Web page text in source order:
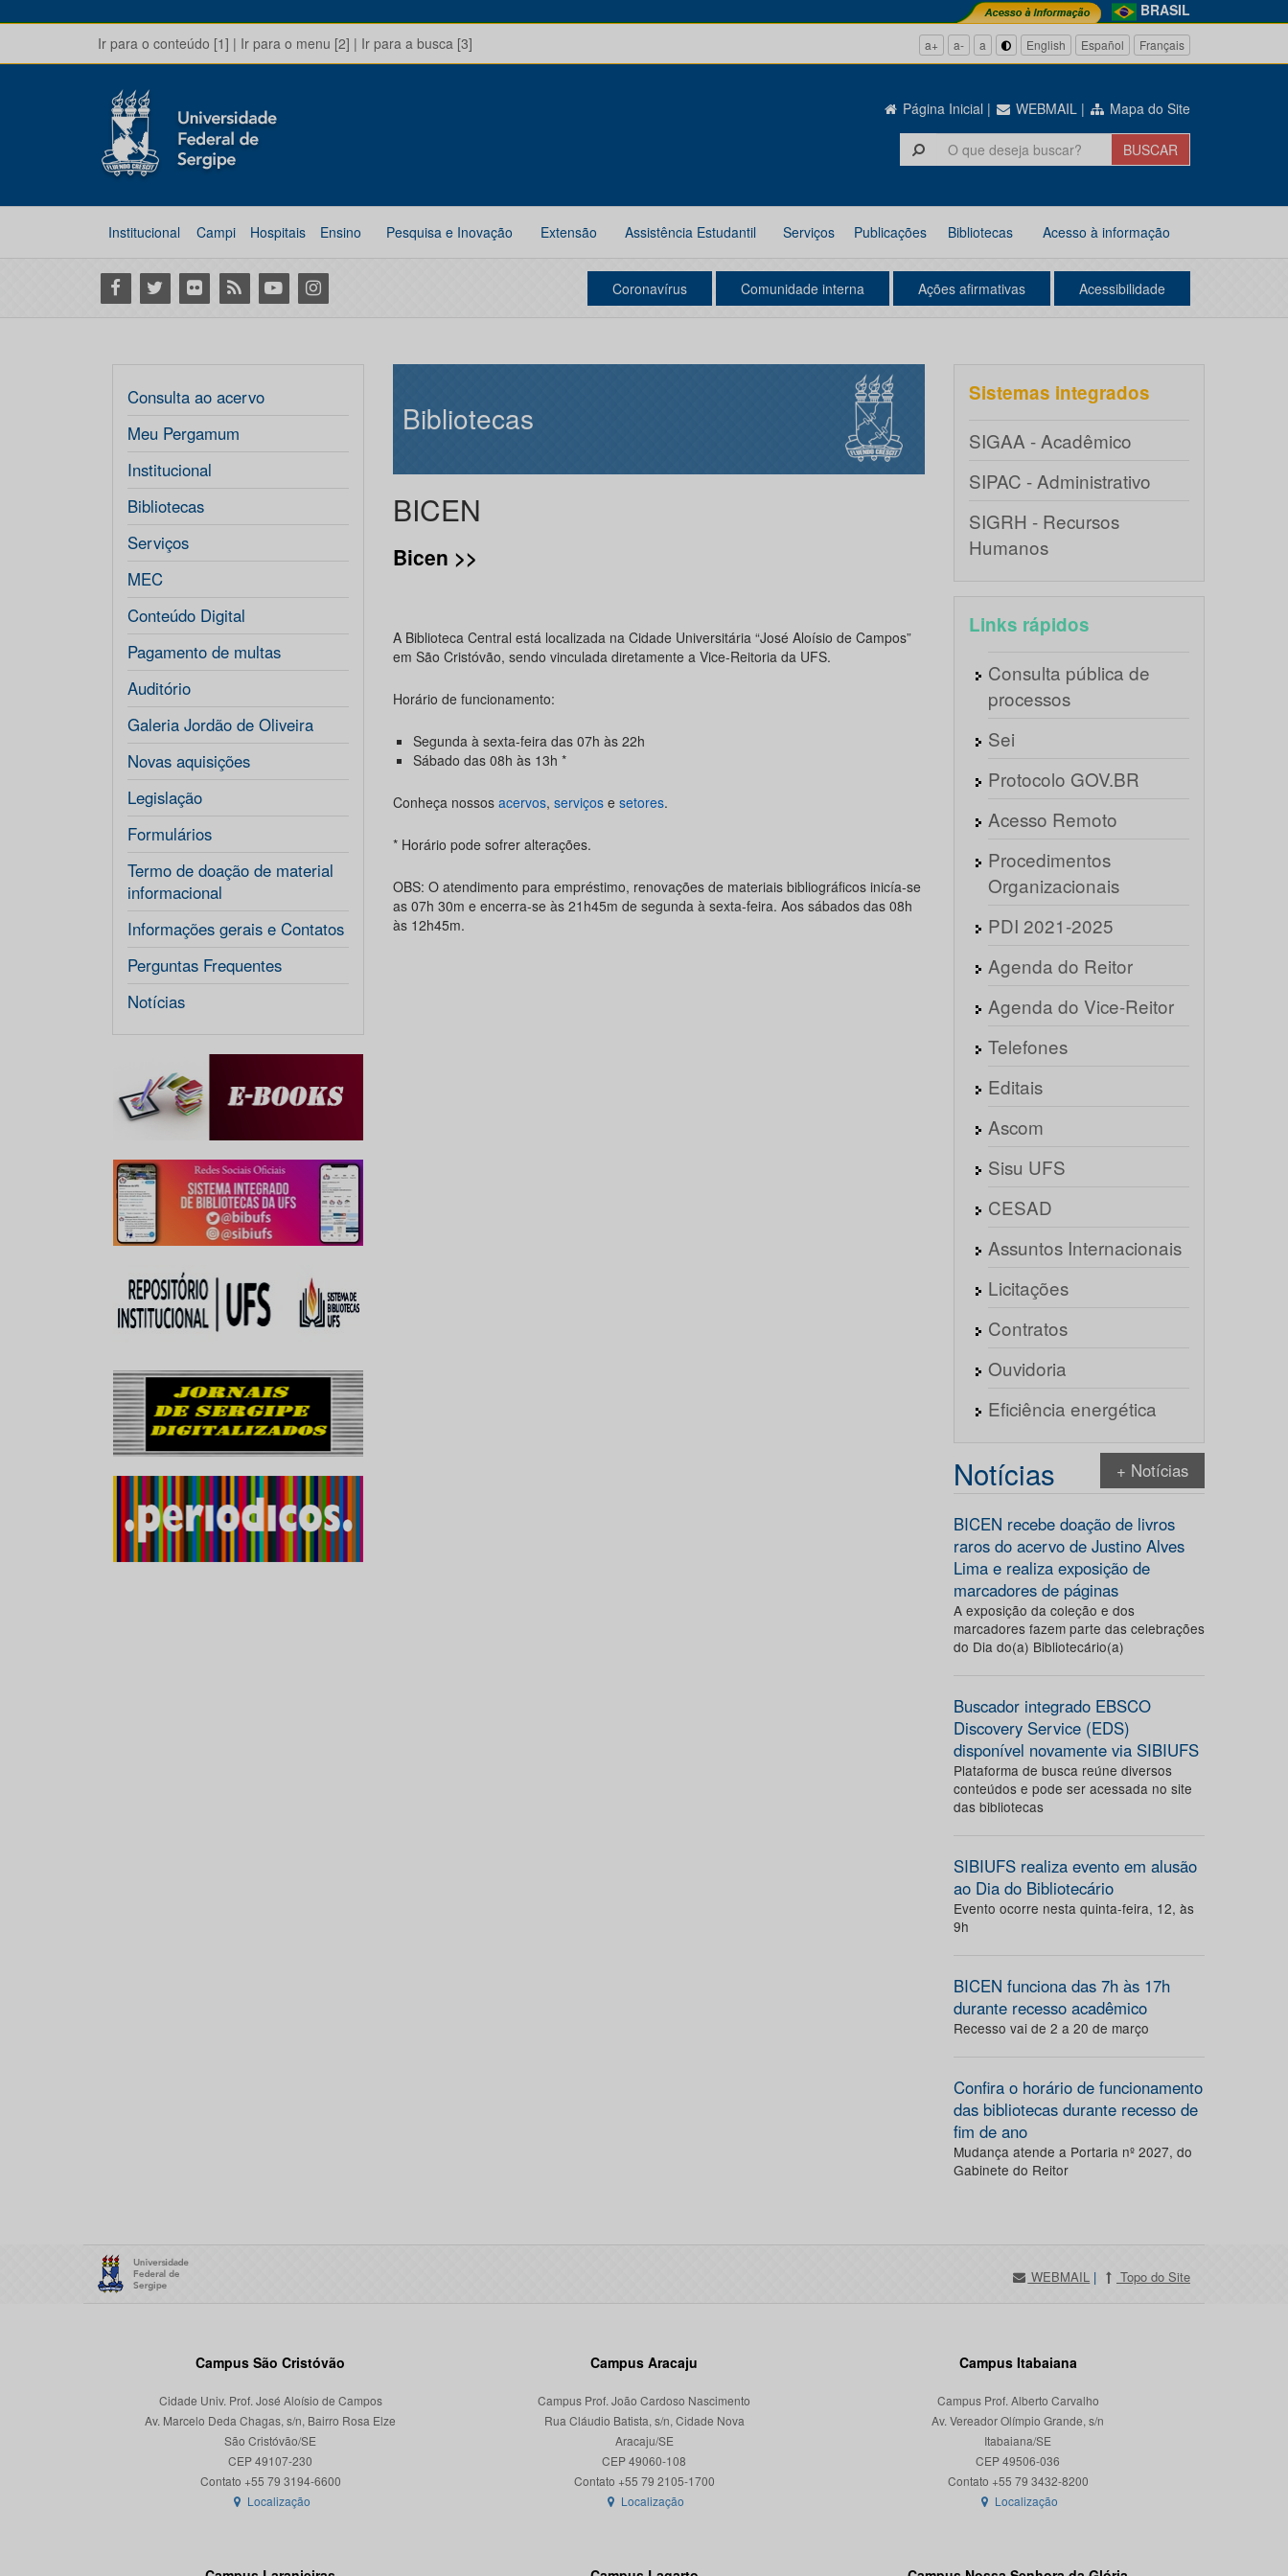
BRASIL
Ir para o conteúdo [1] | Ir para o menu [2] | Ir para a busca [3] a+ a- a English Español Français
Página Inicial | WEBMAIL | Mapa do Site
Institucional Campi Hospitais Ensino Pesquisa e Inovação Extensão Assistência Estudantil Serviços Publicações Bibliotecas Acesso à informação
Facebook
Twitter Flickr RSS YoutubeInstagram Coronavírus Comunidade interna Ações afirmativas Acessibilidade
Consulta ao acervo
Meu Pergamum
Institucional
Bibliotecas
Serviços
MEC
Conteúdo Digital
Pagamento de multas
Auditório
Galeria Jordão de Oliveira
Novas aquisições
Legislação
Formulários
Termo de doação de material
informacional
Informações gerais e Contatos
Perguntas Frequentes
Notícias
Bibliotecas
BICEN
Bicen >>
A Biblioteca Central está localizada na Cidade Universitária “José Aloísio de Campos”
em São Cristóvão, sendo vinculada diretamente a Vice-Reitoria da UFS.
Horário de funcionamento:
Segunda à sexta-feira das 07h às 22h
Sábado das 08h às 13h *
Conheça nossos acervos, serviçose setores.
* Horário pode sofrer alterações.
OBS: O atendimento para empréstimo, renovações de materiais bibliográficos inicía-se
as 07h 30m e encerra-se às 21h45m de segunda à sexta-feira. Aos sábados das 08h
às 12h45m.
Sistemas integrados
SIGAA - Acadêmico
SIPAC - Administrativo
SIGRH - Recursos
Humanos
Links rápidos
Consulta pública de
processos
Sei
Protocolo GOV.BR
Acesso Remoto
Procedimentos
Organizacionais
PDI 2021-2025
Agenda do Reitor
Agenda do Vice-Reitor
Telefones
Editais
Ascom
Sisu UFS
CESAD
Assuntos Internacionais
Licitações
Contratos
Ouvidoria
Eficiência energética
Notícias + Notícias
BICEN recebe doação de livros
raros do acervo de Justino Alves
Lima e realiza exposição de
marcadores de páginas
A exposição da coleção e dos
marcadores fazem parte das celebrações
do Dia do(a) Bibliotecário(a)
Buscador integrado EBSCO
Discovery Service (EDS)
disponível novamente via SIBIUFS
Plataforma de busca reúne diversos
conteúdos e pode ser acessada no site
das bibliotecas
SIBIUFS realiza evento em alusão
ao Dia do Bibliotecário
Evento ocorre nesta quinta-feira, 12, às
9h
BICEN funciona das 7h às 17h
durante recesso acadêmico
Recesso vai de 2 a 20 de março
Confira o horário de funcionamento
das bibliotecas durante recesso de
fim de ano
Mudança atende a Portaria nº 2027, do
Gabinete do Reitor
WEBMAIL | Topo do Site
Campus São Cristóvão
Cidade Univ. Prof. José Aloísio de Campos
Av. Marcelo Deda Chagas, s/n, Bairro Rosa Elze
São Cristóvão/SE
CEP 49107-230
Localização
Campus Aracaju
Campus Prof. João Cardoso Nascimento
Rua Cláudio Batista, s/n, Cidade Nova
Aracaju/SE
CEP 49060-108
Localização
Campus Itabaiana
Campus Prof. Alberto Carvalho
Av. Vereador Olímpio Grande, s/n
Itabaiana/SE
CEP 49506-036
Localização